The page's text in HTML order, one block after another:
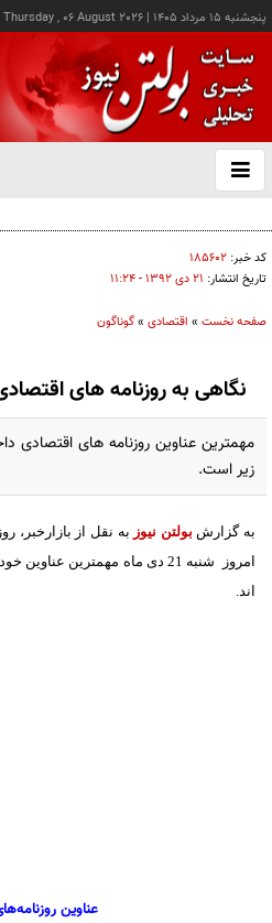
پنجشنبه ۱۵ مرداد ۱۴۰۵ |
Thursday , 06 August 2026
باز
و
کد خبر: ۱۸۵۶۰۲
تاریخ انتشار: ۲۱ دی ۱۳۹۲ - ۱۱:۲۴
صفحه نخست » اقتصادی »گوناگون
نگاهی به روزنامه های اقتصادی
مهمترین عناوین روزنامه های اقتصادی
زیر است.
به گزارش بولتن نیوز به نقل از بازارخبر،
امروز شنبه 21 دی ماه مهمترین
اند.
عناوین